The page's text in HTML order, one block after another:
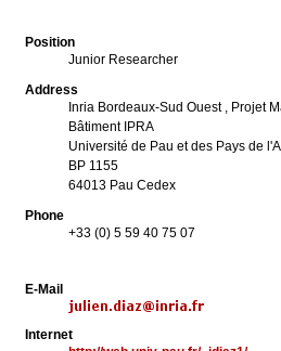
Position
Junior Researcher
Address
Inria Bordeaux-Sud Ouest , Projet
Bâtiment IPRA
Université de Pau et des Pays de
BP 1155
64013 Pau Cedex
Phone
+33 (0) 5 59 40 75 07
E-Mail
Internet